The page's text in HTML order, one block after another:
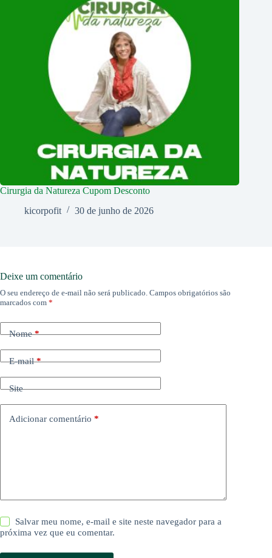
Cirurgia da Natureza Cupom Desconto
kicorpofit
30 de junho de 2026
Deixe um comentário
O seu endereço de e-mail não será publicado. Campos obrigatórios são
marcados com *
Nome*
E-mail*
Site
Adicionar comentário *
Salvar meu nome, e-mail e site neste navegador para a
próxima vez que eu comentar.